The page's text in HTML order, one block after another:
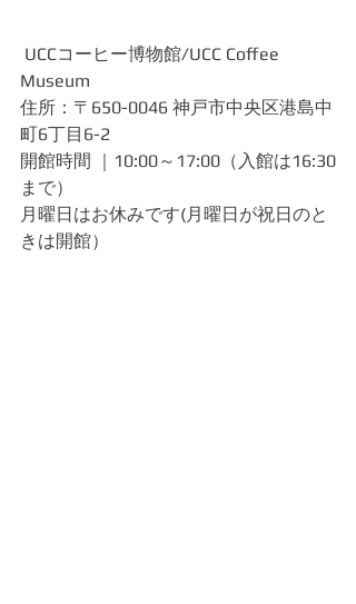
Museum
住所：〒650-0046 神戸市中央区港島中
町6丁目6-2
開館時間 ｜10:00～17:00（入館は16:30
まで）
月曜日はお休みです(月曜日が祝日のと
きは開館）